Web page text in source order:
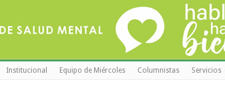
Institucional Equipo de Miércoles Columnistas Servicios